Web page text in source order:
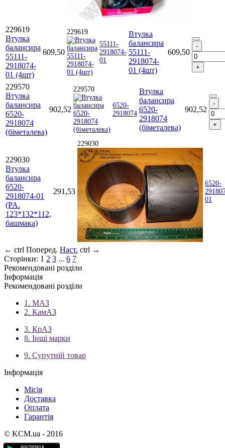
229619
Втулка
балансира
55111-
2918074-
01 (4шт)
609,50
229619
55111-
2918074-
01
Втулка
балансира
55111-
2918074-
01 (4шт)
609,50
229570
Втулка
балансира
6520-
2918074
(біметалева)
902,52
229570
6520-
2918074
Втулка
балансира
6520-
2918074
(біметалева)
902,52
229030
Втулка
балансира
6520-
2918074-01
(PA.
123*132*112,
башмака)
291,53
229030
6520-
01
← ctrl Поперед. Наст. ctrl →
Сторінки: 1 2 3 ... 6 7
Рекомендовані розділи
Інформація
Рекомендовані розділи
1. МАЗ
2. КамАЗ
3. КрАЗ
8. Інші марки
9. Супутній товар
Інформація
Місія
Доставка
Оплата
Гарантія
© KCM.ua - 2016